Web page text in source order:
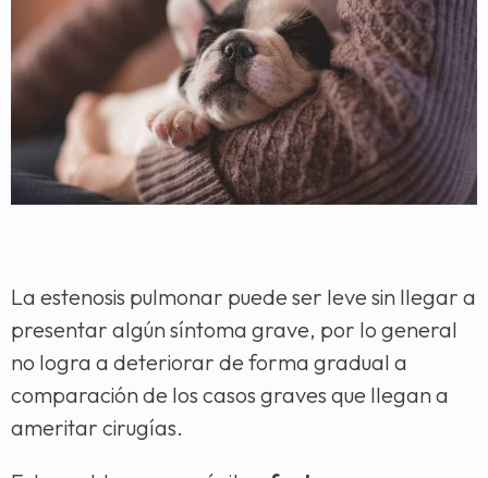
La estenosis pulmonar puede ser leve sin llegar a
presentar algún síntoma grave, por lo general
no logra a deteriorar de forma gradual a
comparación de los casos graves que llegan a
ameritar cirugías.